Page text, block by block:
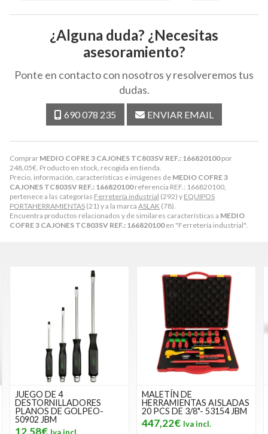
Comprar MEDIO COFRE 3 CAJONES TC803SV REF.: 166820100por
248,05€. Producto en stock, recogida en tienda.
Precio, información, características e imágenes de MEDIO COFRE 3
CAJONES TC803SV REF.: 166820100referencia REF.: 166820100,
pertenece a las categorías Ferretería industrial (292) y EQUIPOS
PORTAHERRAMIENTAS (21) y a la marca ASLAK (78).
Encuentra productos relacionados y de similares características a MEDIO
COFRE 3 CAJONES TC803SV REF.: 166820100en "Ferretería industrial".
¿Alguna duda? ¿Necesitas
asesoramiento?
Ponte en contacto con nosotros y resolveremos tus
dudas.
690 078 235 ENVIAR EMAIL
JUEGO DE 4
DESTORNILLADORES
PLANOS DE GOLPEO-
50902 JBM
MALETÍN DE
HERRAMIENTAS AISLADAS
20 PCS DE 3/8"- 53154 JBM
447,22€